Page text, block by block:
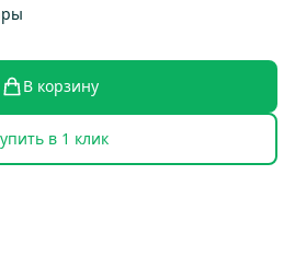
В корзину
в 1 клик